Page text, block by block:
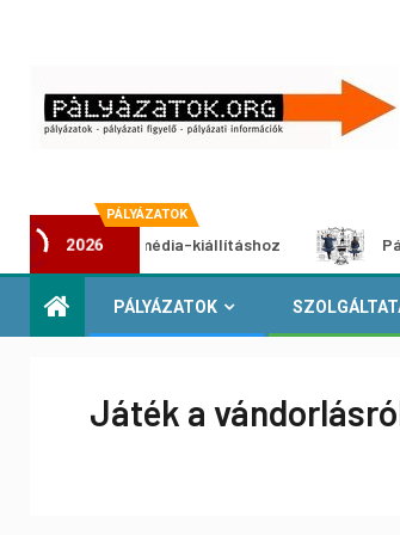
PÁLYÁZATOK
2026
multimédia-kiállításhoz Pályázat a
PÁLYÁZATOK
Játék a